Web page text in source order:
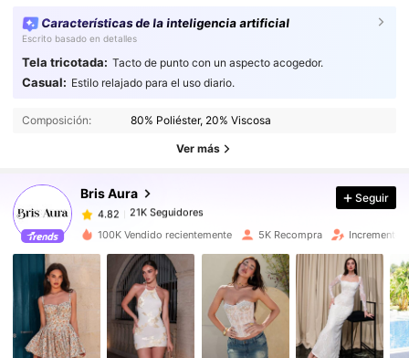
Características de la inteligencia artificial
Escrito basado en detalles
Tela tricotada: Tacto de punto con un aspecto acogedor.
Casual: Estilo relajado para el uso diario.
Composición: 80% Poliéster, 20% Viscosa
Ver más
Bris Aura
21K Seguidores
21K Seguidores
21K Seguidores
a***r seguidoHace 2 horas
4.82
21K Seguidores
21K Seguidores
4.82 21K Seguidores
4.82 21K Seguidores
4.82 21K Seguidores
Seguir
100K Vendido recientemente 5K Recompra Incremento